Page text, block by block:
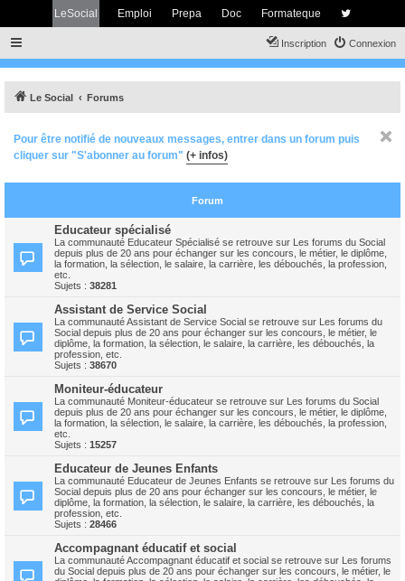
LeSocial Emploi Prepa Doc Formateque
Connexion
Inscription
Le Social Forums
Pour être notifié de nouveaux messages, entrer dans un forum puis
cliquer sur "S'abonner au forum" (+ infos)
Forum
Educateur spécialisé
La communauté Educateur Spécialisé se retrouve sur Les forums du Social
depuis plus de 20 ans pour échanger sur les concours, le métier, le diplôme,
la formation, la sélection, le salaire, la carrière, les débouchés, la profession,
etc.
Sujets : 38281
Assistant de Service Social
La communauté Assistant de Service Social se retrouve sur Les forums du
Social depuis plus de 20 ans pour échanger sur les concours, le métier, le
diplôme, la formation, la sélection, le salaire, la carrière, les débouchés, la
profession, etc.
Sujets : 38670
Moniteur-éducateur
La communauté Moniteur-éducateur se retrouve sur Les forums du Social
depuis plus de 20 ans pour échanger sur les concours, le métier, le diplôme,
la formation, la sélection, le salaire, la carrière, les débouchés, la profession,
etc.
Sujets : 15257
Educateur de Jeunes Enfants
La communauté Educateur de Jeunes Enfants se retrouve sur Les forums du
Social depuis plus de 20 ans pour échanger sur les concours, le métier, le
diplôme, la formation, la sélection, le salaire, la carrière, les débouchés, la
profession, etc.
Sujets : 28466
Accompagnant éducatif et social
La communauté Accompagnant éducatif et social se retrouve sur Les forums
du Social depuis plus de 20 ans pour échanger sur les concours, le métier, le